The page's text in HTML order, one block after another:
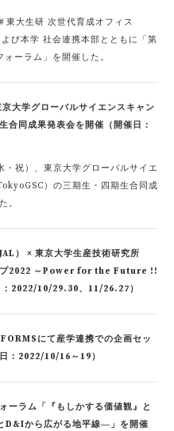
東大生研 次世代育成オフィス
よび本学 社会連携本部とともに「第
ーラム」を開催した。
京大学グローバルサイエンスキャン
同成果発表会を開催（開催日：
・祝）、東京大学グローバルサイエ
）の三期生・四期生合同成
。
JAL） × 東京大学生産技術研究所
プ2022 ～Power for the Future !!
：2022/10/29.30、11/26.27）
にて産学連携での企画セッ
：2022/10/16～19）
ーラム「『もしかする価値観』と
D&Iから広がる地平線―」を開催